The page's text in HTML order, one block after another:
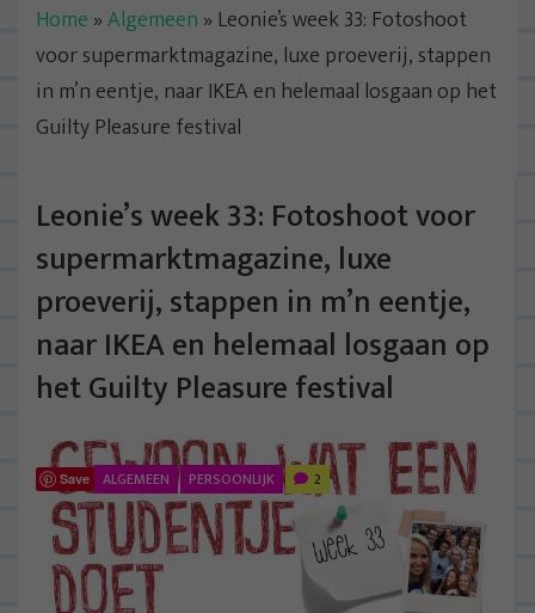
Home »Algemeen » Leonie’s week 33: Fotoshoot
voor supermarktmagazine, luxe proeverij, stappen
in m’n eentje, naar IKEA en helemaal losgaan op het
Guilty Pleasure festival
Leonie’s week 33: Fotoshoot voor
supermarktmagazine, luxe
proeverij, stappen in m’n eentje,
naar IKEA en helemaal losgaan op
het Guilty Pleasure festival
Save ALGEMEEN PERSOONLIJK 2